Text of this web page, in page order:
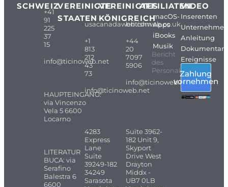
SCHWEIZ
+41
91
225
37
15
info@ticinoweb.net
HAUPTEINGANG:
via Vincenzo
Vela 5 6600
Locarno
LITERATUR
BUCA: via
Serafino
Balestra 6
6600
VEREINIGTE
STAATEN
usacanadaweb.com
+1
813
212
43
73
info@ticinoweb.net
4283
Express
Lane
Suite
39249-182
34249
Sarasota
VEREINIGTES
KÖNIGREICH
britishweb.co.uk
+44
20
7097
5906
info@ticinoweb.net
Suite 3962-
182 Unit 9,
Skyport
Drive West
Drayton
Middx -
UB7 0LB
AFFILIATEN
macOS-
Apps
iBooks
Musik
Bericht
des
Personals
VIDEO
Inserenten
Unternehmen
Anleitung
Ereignisse
Zahlung
vornehmen